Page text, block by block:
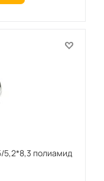
5,2*8,3 полиамид